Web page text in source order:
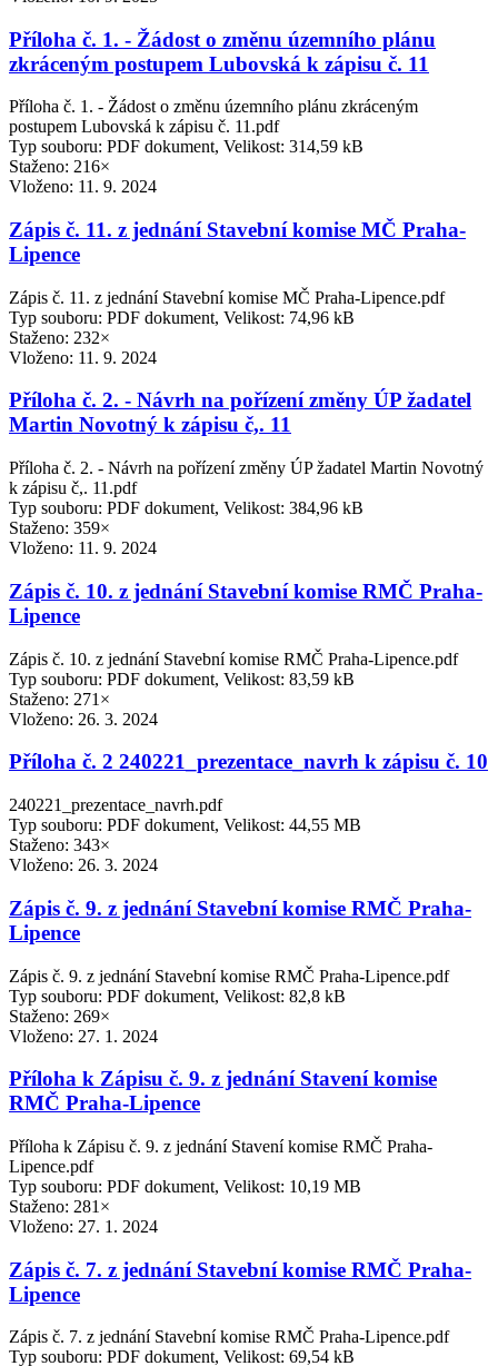
Příloha č. 1. - Žádost o změnu územního plánu
zkráceným postupem Lubovská k zápisu č. 11
Příloha č. 1. - Žádost o změnu územního plánu zkráceným
postupem Lubovská k zápisu č. 11.pdf
Typ souboru: PDF dokument, Velikost: 314,59 kB
Staženo: 216×
Vloženo: 11. 9. 2024
Zápis č. 11. z jednání Stavební komise MČ Praha-
Lipence
Zápis č. 11. z jednání Stavební komise MČ Praha-Lipence.pdf
Typ souboru: PDF dokument, Velikost: 74,96 kB
Staženo: 232×
Vloženo: 11. 9. 2024
Příloha č. 2. - Návrh na pořízení změny ÚP žadatel
Martin Novotný k zápisu č,. 11
Příloha č. 2. - Návrh na pořízení změny ÚP žadatel Martin Novotný
k zápisu č,. 11.pdf
Typ souboru: PDF dokument, Velikost: 384,96 kB
Staženo: 359×
Vloženo: 11. 9. 2024
Zápis č. 10. z jednání Stavební komise RMČ Praha-
Lipence
Zápis č. 10. z jednání Stavební komise RMČ Praha-Lipence.pdf
Typ souboru: PDF dokument, Velikost: 83,59 kB
Staženo: 271×
Vloženo: 26. 3. 2024
Příloha č. 2 240221_prezentace_navrh k zápisu č. 10
240221_prezentace_navrh.pdf
Typ souboru: PDF dokument, Velikost: 44,55 MB
Staženo: 343×
Vloženo: 26. 3. 2024
Zápis č. 9. z jednání Stavební komise RMČ Praha-
Lipence
Zápis č. 9. z jednání Stavební komise RMČ Praha-Lipence.pdf
Typ souboru: PDF dokument, Velikost: 82,8 kB
Staženo: 269×
Vloženo: 27. 1. 2024
Příloha k Zápisu č. 9. z jednání Stavení komise
RMČ Praha-Lipence
Příloha k Zápisu č. 9. z jednání Stavení komise RMČ Praha-
Lipence.pdf
Typ souboru: PDF dokument, Velikost: 10,19 MB
Staženo: 281×
Vloženo: 27. 1. 2024
Zápis č. 7. z jednání Stavební komise RMČ Praha-
Lipence
Zápis č. 7. z jednání Stavební komise RMČ Praha-Lipence.pdf
Typ souboru: PDF dokument, Velikost: 69,54 kB